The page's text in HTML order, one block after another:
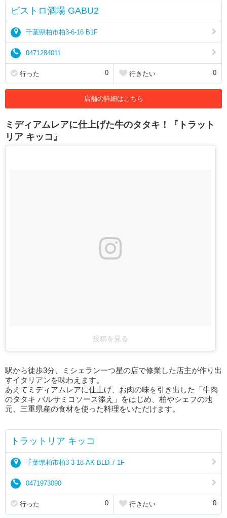
ビストロ酒場 GABU2
千葉県柏市柏3-6-16 B1F
0471284011
行った 0 行きたい 0
店舗の詳細はこちら
ミディアムレアに仕上げた牛のタタキ！『トラット
リア キッコ』
投稿を見る
駅から徒歩3分、ミシェラン一つ星の店で修業した店主が作り出
すイタリアンを味わえます。
あえてミディアムレアに仕上げ、お肉の味を引き出した「牛肉
のタタキ バルサミコソース添え」をはじめ、柏やシェフの地
元、三重県産の食材を使った料理をいただけます。
トラットリア キッコ
千葉県柏市柏3-3-18 AK BLD.7 1F
0471973090
行った 0 行きたい 0